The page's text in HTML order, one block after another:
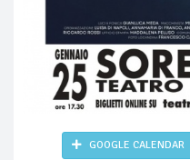
GOOGLE CALENDAR